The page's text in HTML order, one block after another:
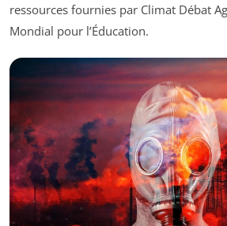
ressources fournies par Climat Débat
Mondial pour l’Éducation.